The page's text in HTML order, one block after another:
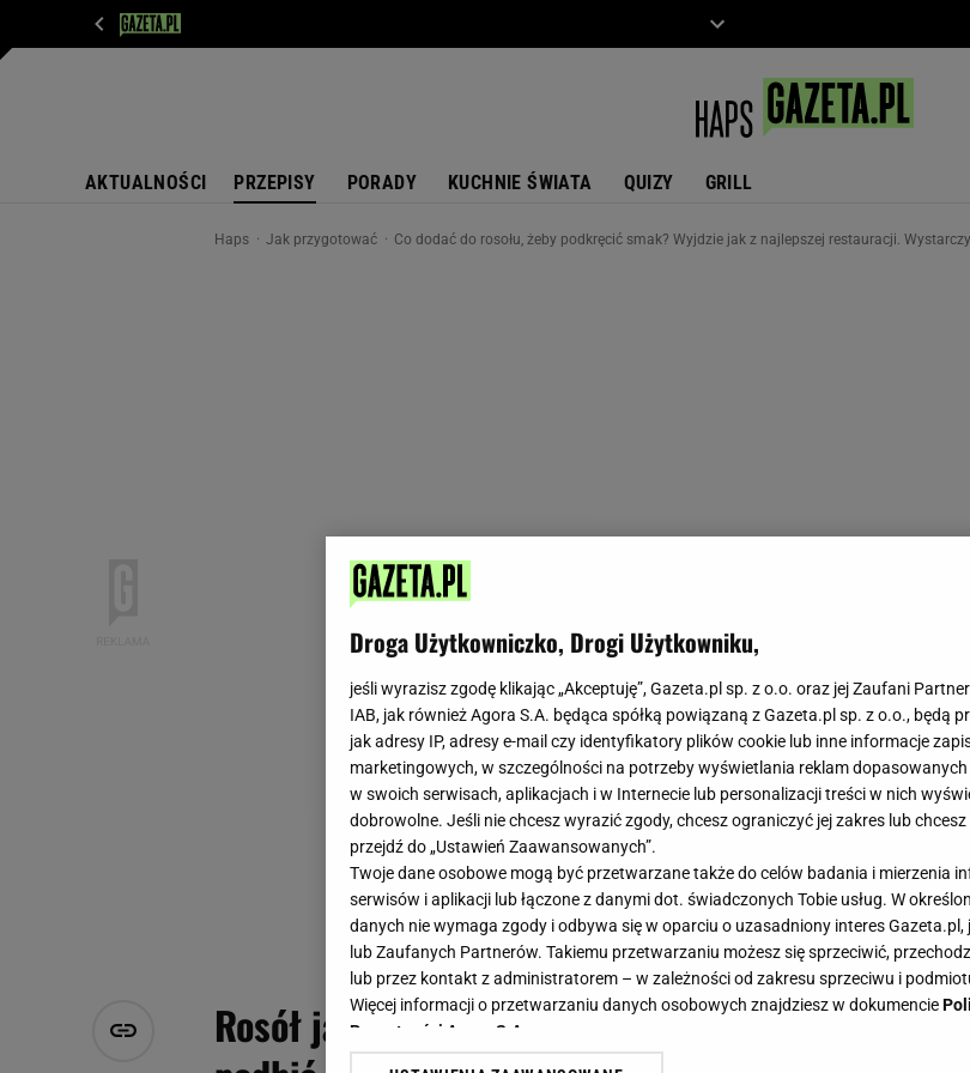
AKTUALNOŚCI PRZEPISY PORADY KUCHNIE ŚWIATA QUIZY GRILL
Haps Jak przygotować Co dodać do rosołu, żeby podkręcić smak? Wyjdzie jak z najlepszej restauracji. Wystarczy
Rosół jak z najlepszej restauracji. Wystarczy
Droga Użytkowniczko, Drogi Użytkowniku,
jeśli wyrazisz zgodę klikając „Akceptuję”, Gazeta.pl sp. z o.o. oraz jej Zaufani
IAB, jak również Agora S.A. będąca spółką powiązaną z Gazeta.pl sp. z o.o., będą
jak adresy IP, adresy e-mail czy identyfikatory plików cookie lub inne informacje
marketingowych, w szczególności na potrzeby wyświetlania reklam
w swoich serwisach, aplikacjach i w Internecie lub personalizacji treści w nich
dobrowolne. Jeśli nie chcesz wyrazić zgody, chcesz ograniczyć jej zakres lub
przejdź do „Ustawień Zaawansowanych”.
Twoje dane osobowe mogą być przetwarzane także do celów badania i mierzenia
serwisów i aplikacji lub łączone z danymi dot. świadczonych Tobie usług. W
danych nie wymaga zgody i odbywa się w oparciu o uzasadniony interes Gazeta.pl,
lub Zaufanych Partnerów. Takiemu przetwarzaniu możesz się sprzeciwić,
lub przez kontakt z administratorem – w zależności od zakresu sprzeciwu i
Więcej informacji o przetwarzaniu danych osobowych znajdziesz w dokumencie
Prywatności Agora S.A.